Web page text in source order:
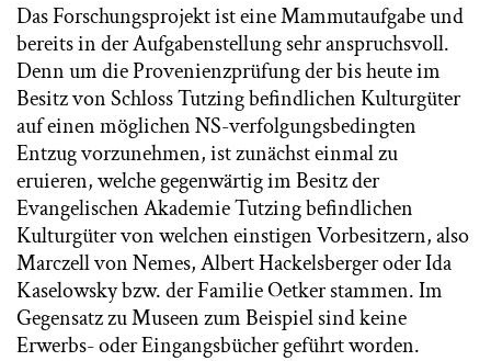
Das Forschungsprojekt ist eine Mammutaufgabe und
bereits in der Aufgabenstellung sehr anspruchsvoll.
Denn um die Provenienzprüfung der bis heute im
Besitz von Schloss Tutzing befindlichen Kulturgüter
auf einen möglichen NS-verfolgungsbedingten
Entzug vorzunehmen, ist zunächst einmal zu
eruieren, welche gegenwärtig im Besitz der
Evangelischen Akademie Tutzing befindlichen
Kulturgüter von welchen einstigen Vorbesitzern, also
Marczell von Nemes, Albert Hackelsberger oder Ida
Kaselowsky bzw. der Familie Oetker stammen. Im
Gegensatz zu Museen zum Beispiel sind keine
Erwerbs- oder Eingangsbücher geführt worden.